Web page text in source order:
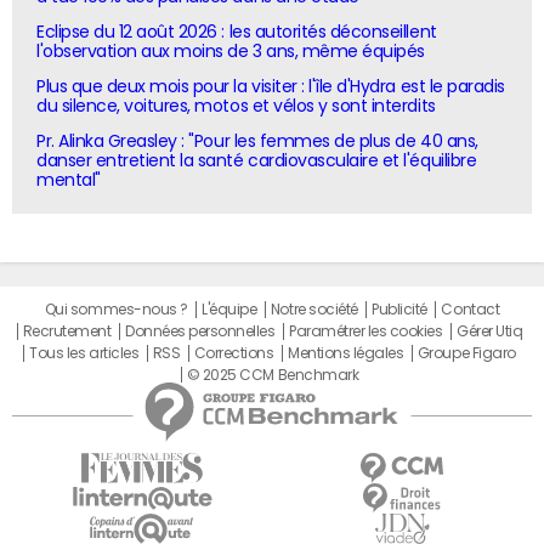
Eclipse du 12 août 2026 : les autorités déconseillent
l'observation aux moins de 3 ans, même équipés
Plus que deux mois pour la visiter : l'île d'Hydra est le paradis
du silence, voitures, motos et vélos y sont interdits
Pr. Alinka Greasley : "Pour les femmes de plus de 40 ans,
danser entretient la santé cardiovasculaire et l'équilibre
mental"
Qui sommes-nous ? L'équipe Notre société Publicité
Contact
Recrutement
Données personnelles Paramétrer les cookies
Gérer Utiq
Tous les articles
RSS Corrections Mentions légales
Groupe Figaro
© 2025 CCM Benchmark